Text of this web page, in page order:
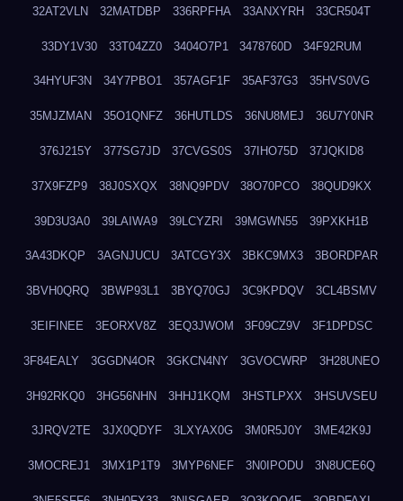
32AT2VLN 32MATDBP 336RPFHA 33ANXYRH 33CR504T
33DY1V30 33T04ZZ0 3404O7P1 3478760D 34F92RUM
34HYUF3N 34Y7PBO1 357AGF1F 35AF37G3 35HVS0VG
35MJZMAN 35O1QNFZ 36HUTLDS 36NU8MEJ 36U7Y0NR
376J215Y 377SG7JD 37CVGS0S 37IHO75D 37JQKID8
37X9FZP9 38J0SXQX 38NQ9PDV 38O70PCO 38QUD9KX
39D3U3A0 39LAIWA9 39LCYZRI 39MGWN55 39PXKH1B
3A43DKQP 3AGNJUCU 3ATCGY3X 3BKC9MX3 3BORDPAR
3BVH0QRQ 3BWP93L1 3BYQ70GJ 3C9KPDQV 3CL4BSMV
3EIFINEE 3EORXV8Z 3EQ3JWOM 3F09CZ9V 3F1DPDSC
3F84EALY 3GGDN4OR 3GKCN4NY 3GVOCWRP 3H28UNEO
3H92RKQ0 3HG56NHN 3HHJ1KQM 3HSTLPXX 3HSUVSEU
3JRQV2TE 3JX0QDYF 3LXYAX0G 3M0R5J0Y 3ME42K9J
3MOCREJ1 3MX1P1T9 3MYP6NEF 3N0IPODU 3N8UCE6Q